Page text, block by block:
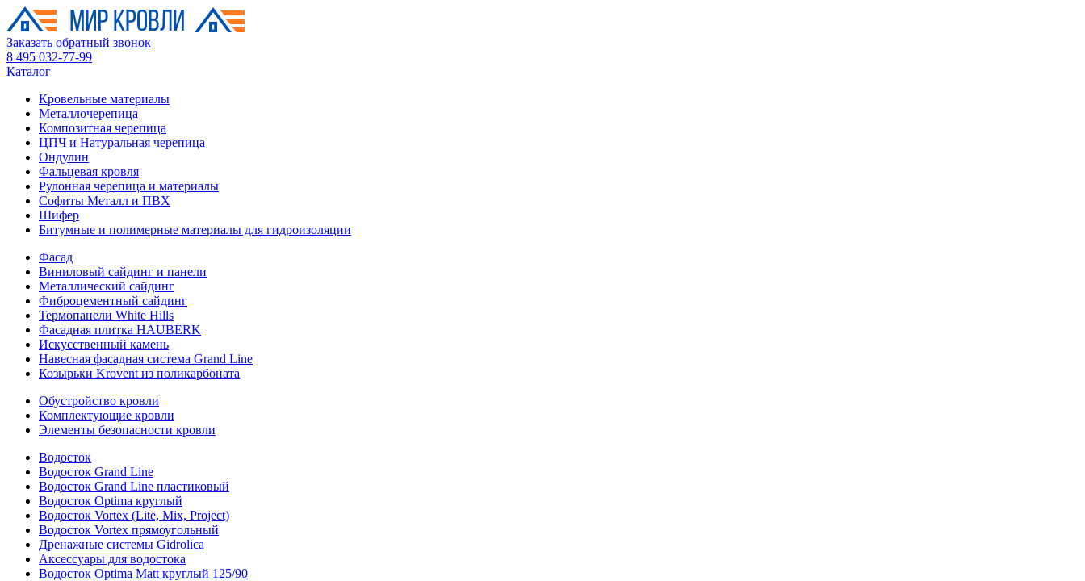
Заказать обратный звонок
8 495 032-77-99
Каталог
Кровельные материалы
Металлочерепица
Композитная черепица
ЦПЧ и Натуральная черепица
Ондулин
Фальцевая кровля
Рулонная черепица и материалы
Софиты Металл и ПВХ
Шифер
Битумные и полимерные материалы для гидроизоляции
Фасад
Виниловый сайдинг и панели
Металлический сайдинг
Фиброцементный сайдинг
Термопанели White Hills
Фасадная плитка HAUBERK
Искусственный камень
Навесная фасадная система Grand Line
Козырьки Krovent из поликарбоната
Обустройство кровли
Комплектующие кровли
Элементы безопасности кровли
Водосток
Водосток Grand Line
Водосток Grand Line пластиковый
Водосток Optima круглый
Водосток Vortex (Lite, Mix, Project)
Водосток Vortex прямоугольный
Дренажные системы Gidrolica
Аксессуары для водостока
Водосток Optima Matt круглый 125/90